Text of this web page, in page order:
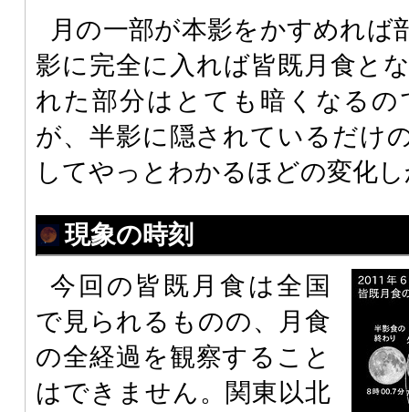
月の一部が本影をかすめれば
影に完全に入れば皆既月食と
れた部分はとても暗くなる
が、半影に隠されているだけ
してやっとわかるほどの変化
現象の時刻
今回の皆既月食は全国
で見られるものの、月食
の全経過を観察すること
はできません。関東以北